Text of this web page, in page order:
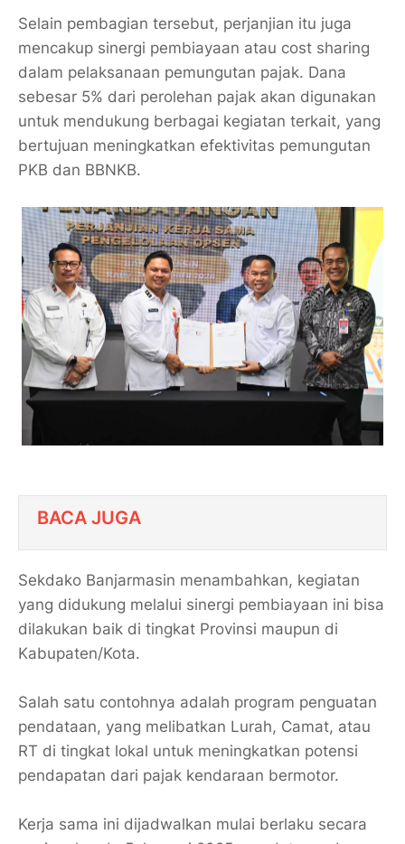
Selain pembagian tersebut, perjanjian itu juga
mencakup sinergi pembiayaan atau cost sharing
dalam pelaksanaan pemungutan pajak. Dana
sebesar 5% dari perolehan pajak akan digunakan
untuk mendukung berbagai kegiatan terkait, yang
bertujuan meningkatkan efektivitas pemungutan
PKB dan BBNKB.
BACA JUGA
Sekdako Banjarmasin menambahkan, kegiatan
yang didukung melalui sinergi pembiayaan ini bisa
dilakukan baik di tingkat Provinsi maupun di
Kabupaten/Kota.
Salah satu contohnya adalah program penguatan
pendataan, yang melibatkan Lurah, Camat, atau
RT di tingkat lokal untuk meningkatkan potensi
pendapatan dari pajak kendaraan bermotor.
Kerja sama ini dijadwalkan mulai berlaku secara